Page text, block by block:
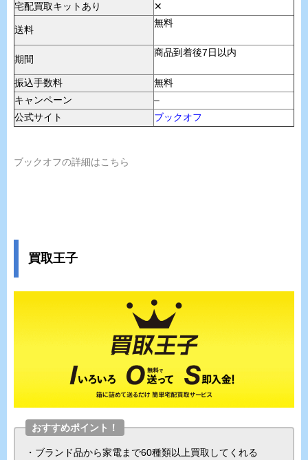
宅配買取キットあり
✕
送料
無料
期間
商品到着後7日以内
振込手数料
無料
キャンペーン
–
公式サイト
ブックオフ
ブックオフの詳細はこちら
買取王子
おすすめポイント！
・ブランド品から家電まで60種類以上買取してくれる